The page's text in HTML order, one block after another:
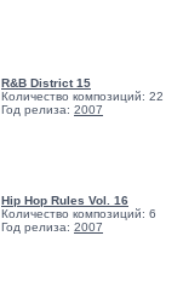
R&B District 15
Количество композиций: 22
Год релиза: 2007
Hip Hop Rules Vol. 16
Количество композиций: 6
Год релиза: 2007